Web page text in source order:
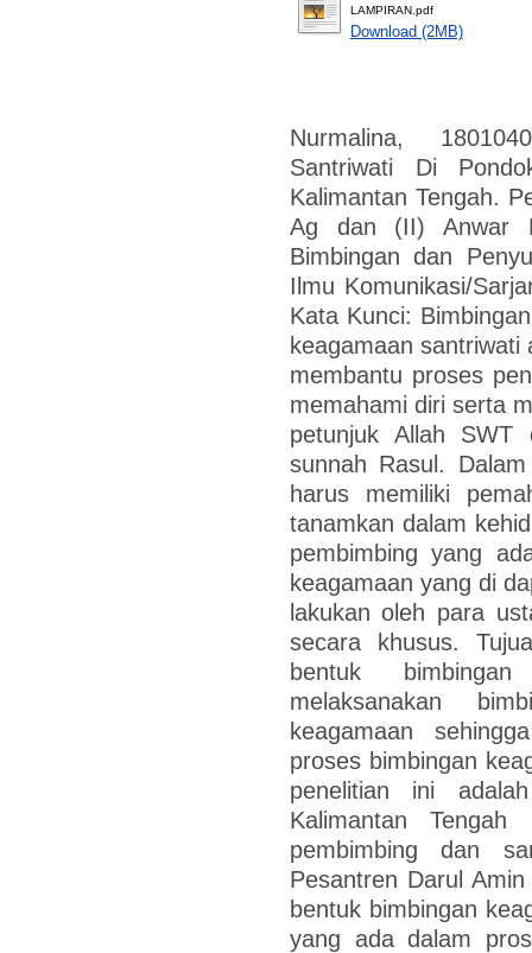
LAMPIRAN.pdf
Download (2MB)
Nurmalina,
Santriwati Di
Kalimantan Tengah.
Ag dan (II) Anwar
Bimbingan dan
Ilmu Komunikasi/
Kata Kunci:
keagamaan
membantu proses
memahami diri serta
petunjuk Allah SWT
sunnah Rasul.
harus memiliki
tanamkan dalam
pembimbing yang
keagamaan yang di
lakukan oleh para
secara khusus.
bentuk
melaksanakan
keagamaan
proses bimbingan
penelitian ini
Kalimantan
pembimbing dan
Pesantren Darul
bentuk bimbingan
yang ada dalam